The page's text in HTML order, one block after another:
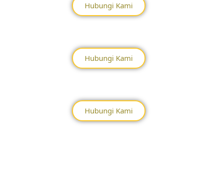
Hubungi Kami
Hubungi Kami
Hubungi Kami